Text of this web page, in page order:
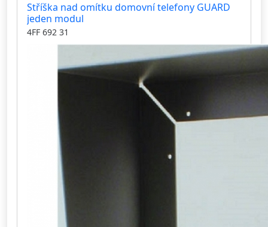
Stříška nad omítku domovní telefony GUARD
jeden modul
4FF 692 31